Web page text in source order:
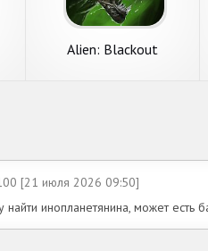
Alien: Blackout
[21 июля 2026 09:50]
найти инопланетянина, может есть